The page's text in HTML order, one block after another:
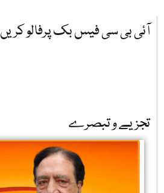
آئی بی سی فیس بک پرفالو کریں
تجزیے و تبصرے